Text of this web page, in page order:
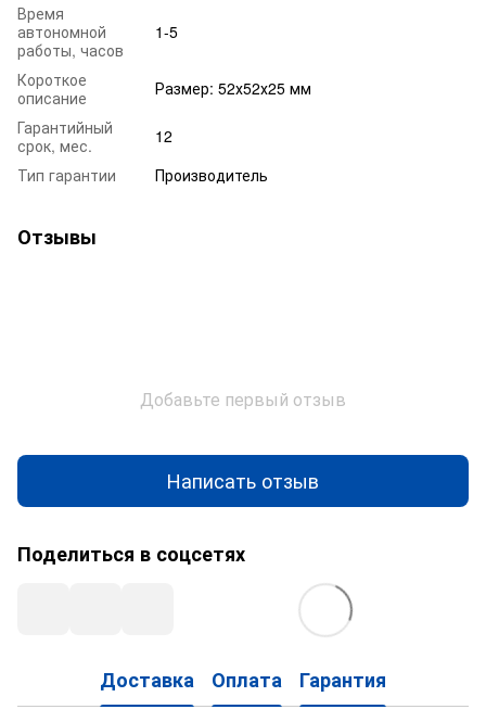
Время
автономной
работы, часов
1-5
Короткое
описание
Размер: 52х52х25 мм
Гарантийный
срок, мес.
12
Тип гарантии
Производитель
Отзывы
Добавьте первый отзыв
Написать отзыв
Поделиться в соцсетях
Доставка Оплата Гарантия